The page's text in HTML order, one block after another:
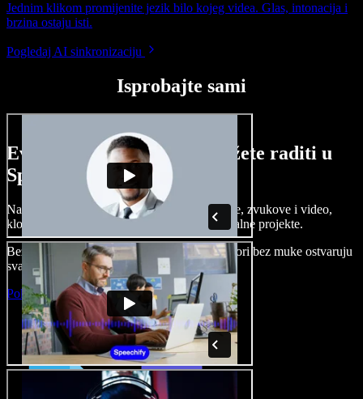
Jednim klikom promijenite jezik bilo kojeg videa. Glas, intonacija i
brzina ostaju isti.
Pogledaj AI sinkronizaciju
Isprobajte sami
Evo malog pregleda što možete raditi u
Speechify Studiju.
Napravite voice overe, dodajte besplatne slike, zvukove i video,
klonirajte svoj glas i složite sjajne audio-vizualne projekte.
Bez učenja i sve dostupno u pregledniku, autori bez muke ostvaruju
svaku kreativnu ideju.
Pokreni Studio